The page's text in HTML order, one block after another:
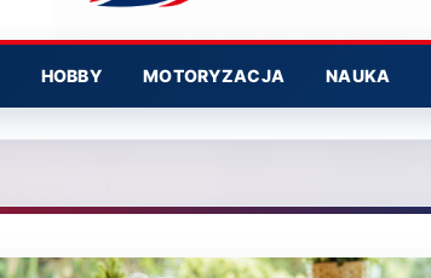
HOBBY MOTORYZACJA NAUKA